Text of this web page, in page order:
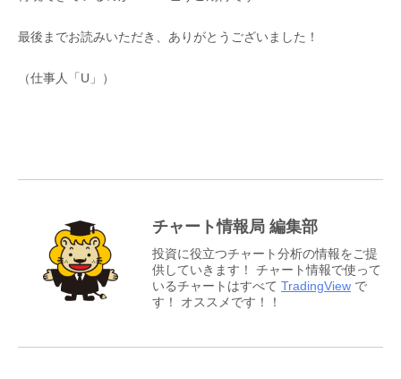
最後までお読みいただき、ありがとうございました！
（仕事人「U」）
チャート情報局 編集部
投資に役立つチャート分析の情報をご提
供していきます！ チャート情報で使って
いるチャートはすべて TradingView で
す！ オススメです！！